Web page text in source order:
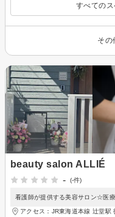
すべての
その
beauty salon ALLIÉ
-
(-件)
看護師が提供する美容サロン☆医
アクセス：JR東海道本線 辻堂